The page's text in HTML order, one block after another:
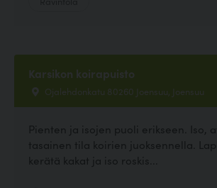
Karsikon koirapuisto
Ojalehdonkatu 80260 Joensuu, Joensuu
Pienten ja isojen puoli erikseen. Iso,
tasainen tila koirien juoksennella.
kerätä kakat ja iso roskis...